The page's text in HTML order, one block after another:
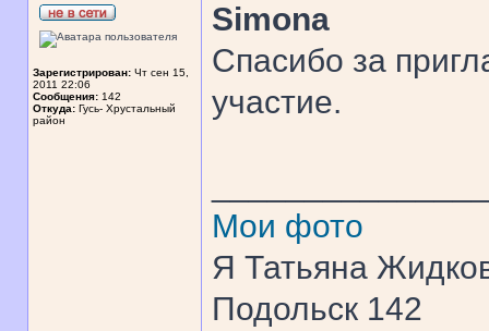
Зарегистрирован: Чт сен 15,
2011 22:06
Сообщения: 142
Откуда: Гусь- Хрустальный
район
Simona
Спасибо за
участие.
Мои фото
Я Татьяна
Подольск 142